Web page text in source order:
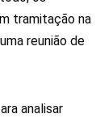
tramitação na
reunião de
analisar